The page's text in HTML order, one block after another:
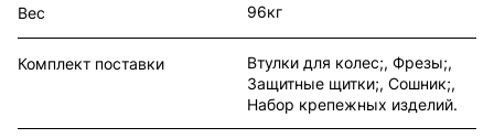
Вес 96кг
Комплект поставки
Втулки для колес;, Фрезы;,
Защитные щитки;, Сошник;,
Набор крепежных изделий.